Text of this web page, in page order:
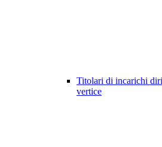
Titolari di incarichi
vertice